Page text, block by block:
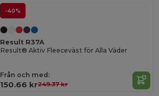
-40%
Result R37A
Result® Aktiv Fleeceväst för Alla Väder
Från och med:
150.66 kr249.37 kr